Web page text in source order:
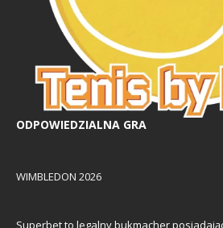
ODPOWIEDZIALNA GRA
WIMBLEDON 2026
Superbet to legalny bukmacher